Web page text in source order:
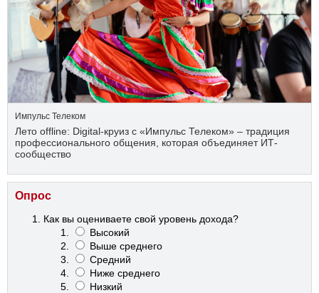
Импульс Телеком
Лето offline: Digital-круиз с «Импульс Телеком» – традиция
профессионального общения, которая объединяет ИТ-
сообщество
Опрос
Как вы оцениваете свой уровень дохода?
Высокий
Выше среднего
Средний
Ниже среднего
Низкий